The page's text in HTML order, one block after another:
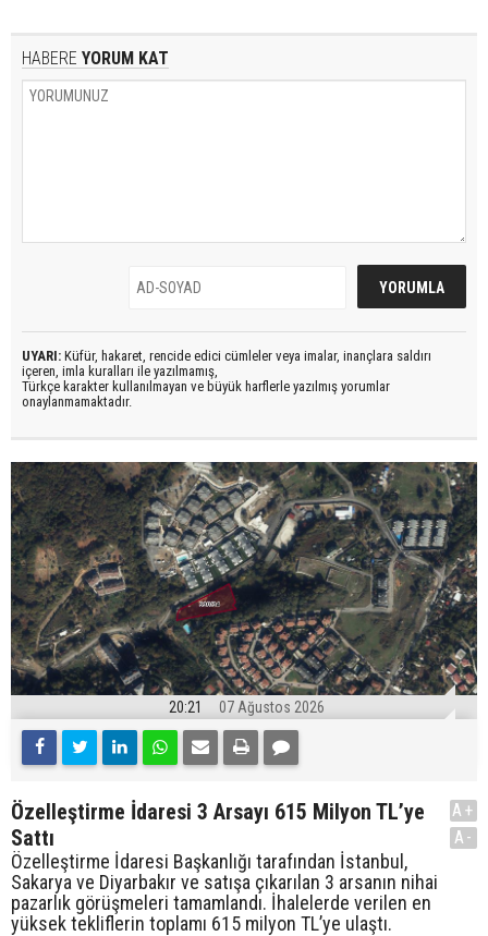
HABERE YORUM KAT
UYARI: Küfür, hakaret, rencide edici cümleler veya imalar, inançlara saldırı
içeren, imla kuralları ile yazılmamış,
Türkçe karakter kullanılmayan ve büyük harflerle yazılmış yorumlar
onaylanmamaktadır.
20:21 07 Ağustos 2026
Özelleştirme İdaresi 3 Arsayı 615 Milyon TL’ye
Sattı
Özelleştirme İdaresi Başkanlığı tarafından İstanbul,
Sakarya ve Diyarbakır ve satışa çıkarılan 3 arsanın nihai
pazarlık görüşmeleri tamamlandı. İhalelerde verilen en
yüksek tekliflerin toplamı 615 milyon TL’ye ulaştı.
A+
A-